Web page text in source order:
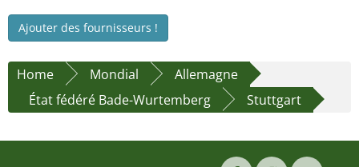
Ajouter des fournisseurs !
Home Mondial
Allemagne
État fédéré Bade-Wurtemberg
Stuttgart